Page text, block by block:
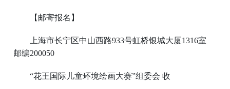
【邮寄报名】
上海市长宁区中山西路933号虹桥银城大厦1316室
邮编200050
“花王国际儿童环境绘画大赛”组委会 收